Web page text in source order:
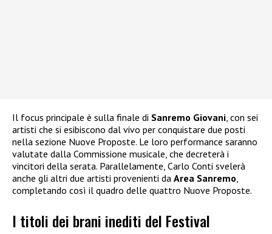
Il focus principale è sulla finale di Sanremo Giovani , con sei
artisti che si esibiscono dal vivo per conquistare due posti
nella sezione Nuove Proposte. Le loro performance saranno
valutate dalla Commissione musicale, che decreterà i
vincitori della serata. Parallelamente, Carlo Conti svelerà
anche gli altri due artisti provenienti da Area Sanremo
completando così il quadro delle quattro Nuove Proposte.
I titoli dei brani inediti del Festival